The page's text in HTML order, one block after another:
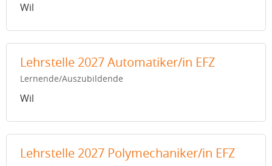
Wil
Lehrstelle 2027 Automatiker/in EFZ
Lernende/Auszubildende
Wil
Lehrstelle 2027 Polymechaniker/in EFZ